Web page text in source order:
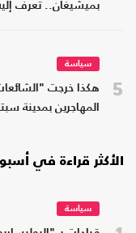
بميشيغان.. تعرف
5
سياسة
هكذا خرجت
المهاجرين بمدينة
الأكثر قراءة في
سياسة